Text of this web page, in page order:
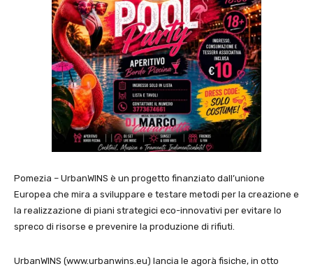
Pomezia – UrbanWINS è un progetto finanziato dall’unione
Europea che mira a sviluppare e testare metodi per la creazione e
la realizzazione di piani strategici eco-innovativi per evitare lo
spreco di risorse e prevenire la produzione di rifiuti.
UrbanWINS (www.urbanwins.eu) lancia le agorà fisiche, in otto